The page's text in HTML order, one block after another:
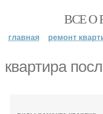
ВСЕ О
главная ремонт
квартира